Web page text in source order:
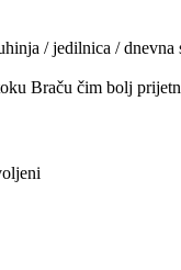
/ jedilnica / dnevna
Braču čim bolj